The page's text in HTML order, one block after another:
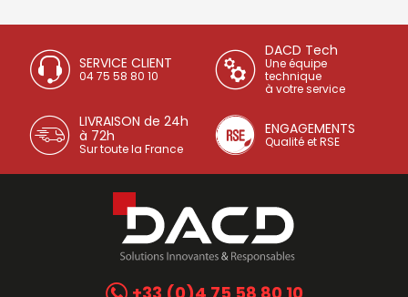
SERVICE CLIENT
04 75 58 80 10
DACD Tech
Une équipe
technique
à votre service
LIVRAISON de 24h
à 72h
Sur toute la France
ENGAGEMENTS
Qualité et RSE